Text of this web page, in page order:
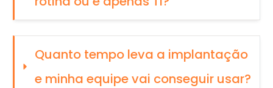
Quanto tempo leva a implantação
e minha equipe vai conseguir usar?